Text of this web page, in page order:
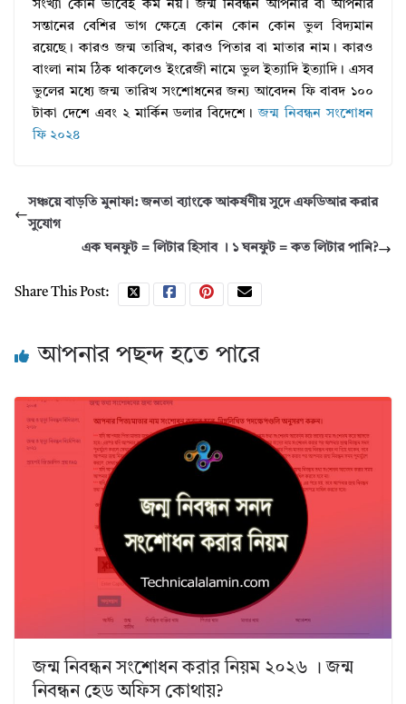
সংখ্যা কোন ভাবেই কম নয়। জন্ম নিবন্ধন আপনার বা আপনার
সন্তানের বেশির ভাগ ক্ষেত্রে কোন কোন কোন ভুল বিদ্যমান
রয়েছে। কারও জন্ম তারিখ, কারও পিতার বা মাতার নাম। কারও
বাংলা নাম ঠিক থাকলেও ইংরেজী নামে ভুল ইত্যাদি ইত্যাদি। এসব
ভুলের মধ্যে জন্ম তারিখ সংশোধনের জন্য আবেদন ফি বাবদ ১০০
টাকা দেশে এবং ২ মার্কিন ডলার বিদেশে। জন্ম নিবন্ধন সংশোধন
ফি ২০২৪
সঞ্চয়ে বাড়তি মুনাফা: জনতা ব্যাংকে আকর্ষণীয় সুদে এফডিআর করার
সুযোগ
এক ঘনফুট = লিটার হিসাব । ১ ঘনফুট = কত লিটার পানি?
Share This Post:
আপনার পছন্দ হতে পারে
জন্ম নিবন্ধন সংশোধন করার নিয়ম ২০২৬ । জন্ম
নিবন্ধন হেড অফিস কোথায়?